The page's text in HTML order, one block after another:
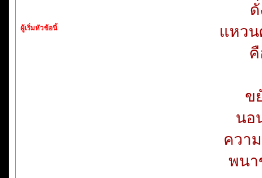
ผู้เริ่มหัวข้อนี้
แหว
ข
นอ
ควา
พนา